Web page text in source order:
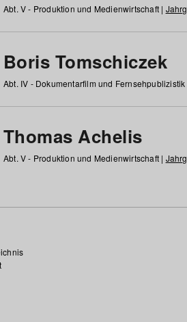
Abt. V - Produktion und Medienwirtschaft |
Boris Tomschiczek
Abt. IV - Dokumentarfilm und Fernsehpublizistik
Thomas Achelis
Abt. V - Produktion und Medienwirtschaft |